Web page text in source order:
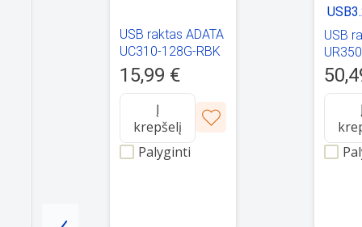
USB raktas ADATA
UC310-128G-RBK
15,99 €
Į
krepšelį
Palyginti
USB
RSR/
256G
Į